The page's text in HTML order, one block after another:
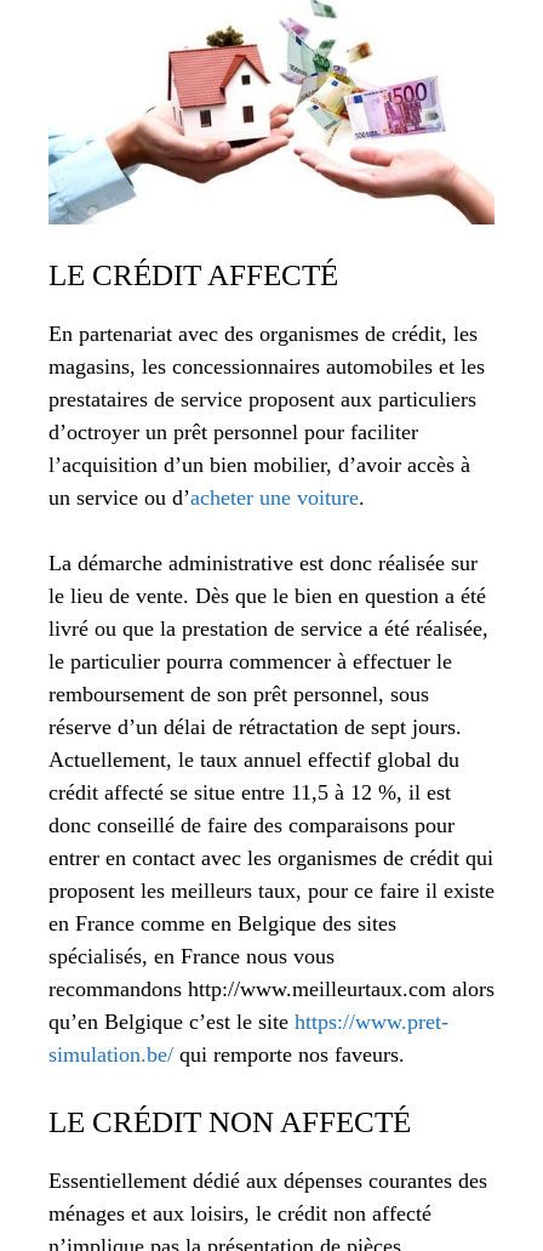
LE CRÉDIT AFFECTÉ
En partenariat avec des organismes de crédit, les
magasins, les concessionnaires automobiles et les
prestataires de service proposent aux particuliers
d’octroyer un prêt personnel pour faciliter
l’acquisition d’un bien mobilier, d’avoir accès à
un service ou d’acheter une voiture.
La démarche administrative est donc réalisée sur
le lieu de vente. Dès que le bien en question a été
livré ou que la prestation de service a été réalisée,
le particulier pourra commencer à effectuer le
remboursement de son prêt personnel, sous
réserve d’un délai de rétractation de sept jours.
Actuellement, le taux annuel effectif global du
crédit affecté se situe entre 11,5 à 12 %, il est
donc conseillé de faire des comparaisons pour
entrer en contact avec les organismes de crédit qui
proposent les meilleurs taux, pour ce faire il existe
en France comme en Belgique des sites
spécialisés, en France nous vous
recommandons http://www.meilleurtaux.com alors
qu’en Belgique c’est le site https://www.pret-
simulation.be/ qui remporte nos faveurs.
LE CRÉDIT NON AFFECTÉ
Essentiellement dédié aux dépenses courantes des
ménages et aux loisirs, le crédit non affecté